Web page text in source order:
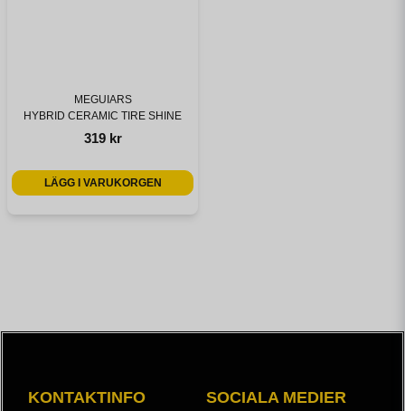
MEGUIARS
HYBRID CERAMIC TIRE SHINE
319 kr
LÄGG I VARUKORGEN
KONTAKTINFO SOCIALA MEDIER